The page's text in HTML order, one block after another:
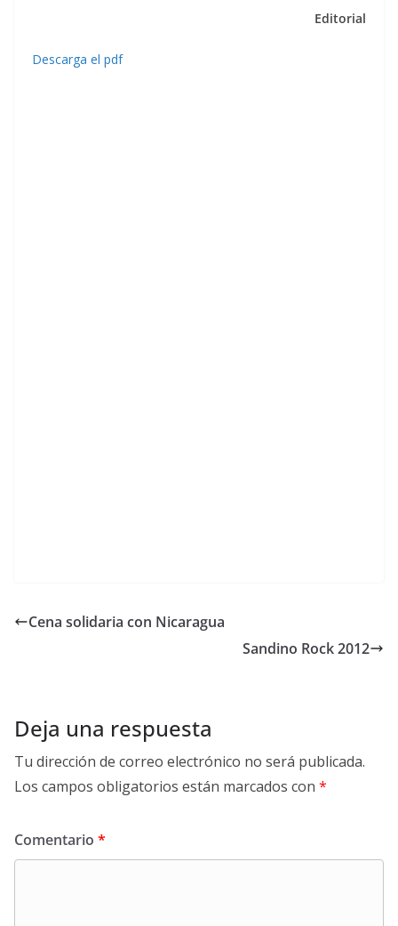
Editorial
Descarga el pdf
Cena solidaria con Nicaragua
Sandino Rock 2012
Deja una respuesta
Tu dirección de correo electrónico no será publicada.
Los campos obligatorios están marcados con *
Comentario *